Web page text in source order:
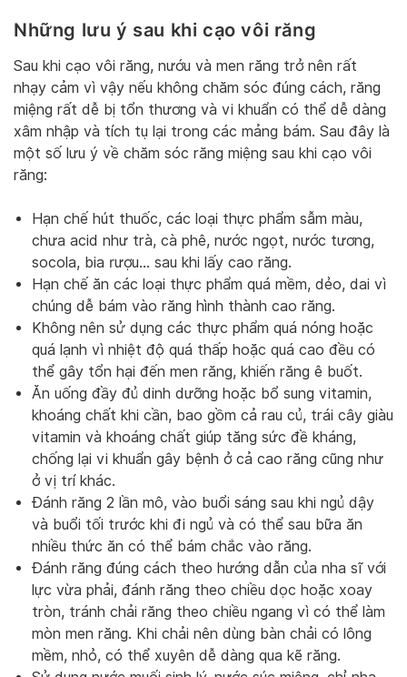
Những lưu ý sau khi cạo vôi răng
Sau khi cạo vôi răng, nướu và men răng trở nên rất
nhạy cảm vì vậy nếu không chăm sóc đúng cách, răng
miệng rất dễ bị tổn thương và vi khuẩn có thể dễ dàng
xâm nhập và tích tụ lại trong các mảng bám. Sau đây là
một số lưu ý về chăm sóc răng miệng sau khi cạo vôi
răng:
Hạn chế hút thuốc, các loại thực phẩm sẫm màu,
chưa acid như trà, cà phê, nước ngọt, nước tương,
socola, bia rượu… sau khi lấy cao răng.
Hạn chế ăn các loại thực phẩm quá mềm, dẻo, dai vì
chúng dễ bám vào răng hình thành cao răng.
Không nên sử dụng các thực phẩm quá nóng hoặc
quá lạnh vì nhiệt độ quá thấp hoặc quá cao đều có
thể gây tổn hại đến men răng, khiến răng ê buốt.
Ăn uống đầy đủ dinh dưỡng hoặc bổ sung vitamin,
khoáng chất khi cần, bao gồm cả rau củ, trái cây giàu
vitamin và khoáng chất giúp tăng sức đề kháng,
chống lại vi khuẩn gây bệnh ở cả cao răng cũng như
ở vị trí khác.
Đánh răng 2 lần mô, vào buổi sáng sau khi ngủ dậy
và buổi tối trước khi đi ngủ và có thể sau bữa ăn
nhiều thức ăn có thể bám chắc vào răng.
Đánh răng đúng cách theo hướng dẫn của nha sĩ với
lực vừa phải, đánh răng theo chiều dọc hoặc xoay
tròn, tránh chải răng theo chiều ngang vì có thể làm
mòn men răng. Khi chải nên dùng bàn chải có lông
mềm, nhỏ, có thể xuyên dễ dàng qua kẽ răng.